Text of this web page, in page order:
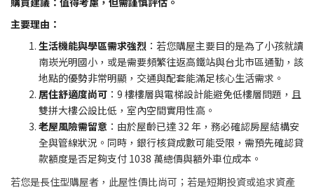
主要理由：
生活機能與學區需求強烈 ：若您購屋主要目的是為了小孩就讀
南崁光明國小，或是需要頻繁往返高鐵站與台北市區通勤，該
地點的優勢非常明顯，交通與配套能滿足核心生活需求。
居住舒適度尚可 ：9 樓樓層與電梯設計能避免低樓層問題，且
雙拼大樓公設比低，室內空間實用性高。
老屋風險需留意 ：由於屋齡已達 32 年，務必確認房屋結構安
全與管線狀況。同時，銀行核貸成數可能受限，需預先確認貸
款額度是否足夠支付 1038 萬總價與額外車位成本。
若您是長住型購屋者，此屋性價比尚可；若是短期投資或追求資產